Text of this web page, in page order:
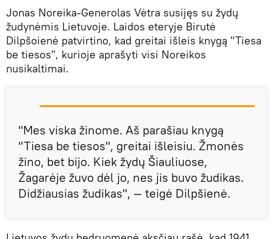
Jonas Noreika-Generolas Vėtra susijęs su žydų
žudynėmis Lietuvoje. Laidos eteryje Birutė
Dilpšoienė patvirtino, kad greitai išleis knygą "Tiesa
be tiesos", kurioje aprašyti visi Noreikos
nusikaltimai.
"Mes viska žinome. Aš parašiau knygą
"Tiesa be tiesos", greitai išleisiu. Žmonės
žino, bet bijo. Kiek žydų Šiauliuose,
Žagarėje žuvo dėl jo, nes jis buvo žudikas.
Didžiausias žudikas", — teigė Dilpšienė.